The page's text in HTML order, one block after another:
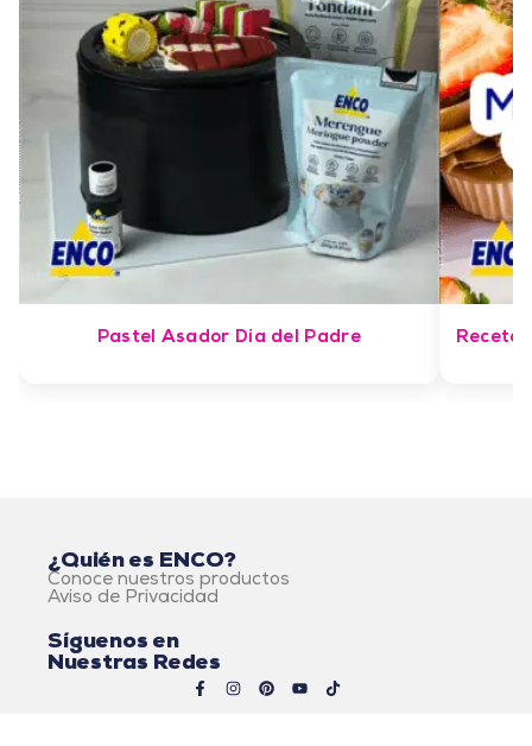
Pastel Asador Día del Padre Receta
¿Quién es ENCO?
Conoce nuestros productos
Aviso de Privacidad
Síguenos en
Nuestras Redes